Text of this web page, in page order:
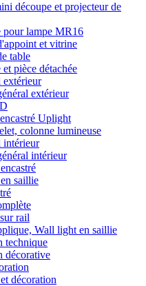
découpe et projecteur de
pour lampe MR16
et vitrine
table
pièce détachée
extérieur
extérieur
Uplight
colonne lumineuse
intérieur
intérieur
saillie
rail
Wall light en saillie
technique
décorative
décoration